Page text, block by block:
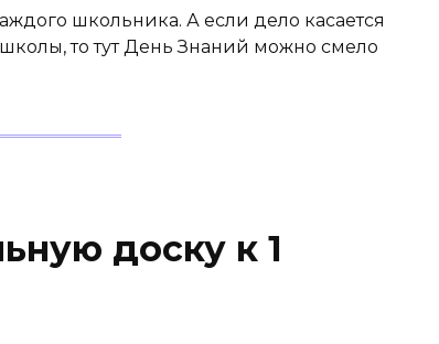
школьника. А если дело касается
то тут День Знаний можно смело
доску к 1